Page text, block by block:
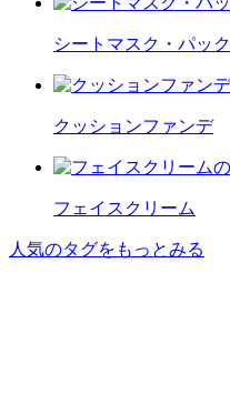
シートマスク・パック
クッションファンデ
フェイスクリーム
人気のタグをもっとみる